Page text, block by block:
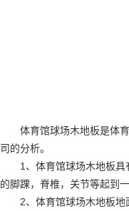
体育馆球场木地板是体
司的分析。
1、体育馆球场木地板
的脚踝，脊椎，关节等起到
2、体育馆球场木地板